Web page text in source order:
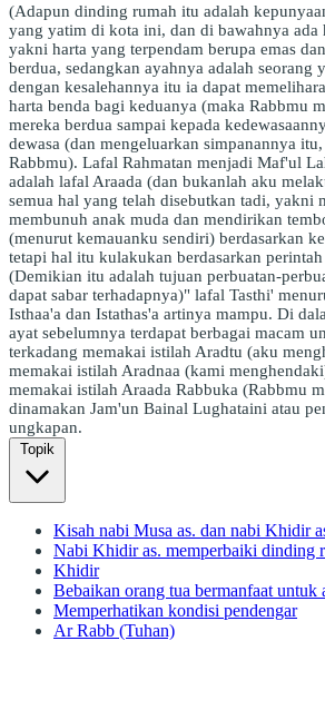
(Adapun dinding rumah itu adalah
yang yatim di kota ini, dan di bawahnya ada
yakni harta yang terpendam berupa emas
berdua, sedangkan ayahnya adalah seorang
dengan kesalehannya itu ia dapat
harta benda bagi keduanya (maka Rabbmu
mereka berdua sampai kepada
dewasa (dan mengeluarkan simpanannya
Rabbmu). Lafal Rahmatan menjadi Maf'ul
adalah lafal Araada (dan bukanlah aku
semua hal yang telah disebutkan tadi, yakni
membunuh anak muda dan mendirikan
(menurut kemauanku sendiri) berdasarkan
tetapi hal itu kulakukan berdasarkan
(Demikian itu adalah tujuan perbuatan-
dapat sabar terhadapnya)" lafal Tasthi'
Isthaa'a dan Istathas'a artinya mampu. Di
ayat sebelumnya terdapat berbagai macam
terkadang memakai istilah Aradtu (aku
memakai istilah Aradnaa (kami
memakai istilah Araada Rabbuka (Rabbmu
dinamakan Jam'un Bainal Lughataini atau
ungkapan.
Topik
Kisah nabi Musa as. dan nabi Khidir
Nabi Khidir as. memperbaiki dinding
Khidir
Bebaikan orang tua bermanfaat untuk
Memperhatikan kondisi pendengar
Ar Rabb (Tuhan)